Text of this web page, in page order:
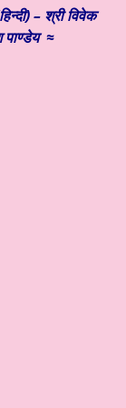
– श्री विवेक
पाण्डेय ≈